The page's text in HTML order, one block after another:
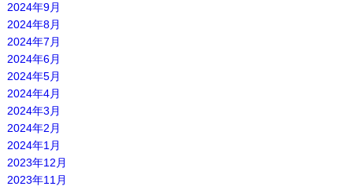
2024年9月
2024年8月
2024年7月
2024年6月
2024年5月
2024年4月
2024年3月
2024年2月
2024年1月
2023年12月
2023年11月